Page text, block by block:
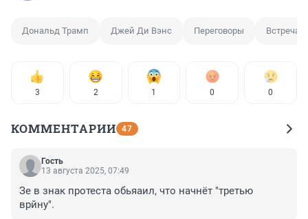
Дональд Трамп Джей Ди Вэнс Переговоры Встреча
3 2 1 0 0
КОММЕНТАРИИ 47
Гость
13 августа 2025, 07:49
Зе в знак протеста обьяаил, что начнёт "третью
врйну".